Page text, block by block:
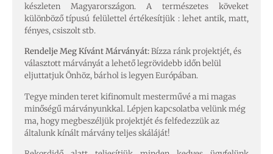
készleten Magyarországon. A természetes köveket
különböző típusú felülettel értékesítjük : lehet antik, matt,
fényes, csiszolt stb.
Rendelje Meg Kívánt Márványát:Bízza ránk projektjét, és
választott márványát a lehető legrövidebb időn belül
eljuttatjuk Önhöz, bárhol is legyen Európában.
Tegye minden teret kifinomult mesterművé a mi magas
minőségű márványunkkal. Lépjen kapcsolatba velünk még
ma, hogy megbeszéljük projektjét és felfedezzük az
általunk kínált márvány teljes skáláját!